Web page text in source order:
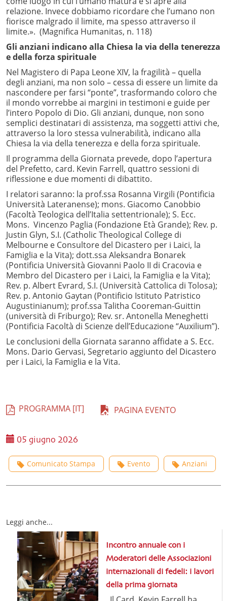
relazione. Invece dobbiamo ricordare che l’umano non
fiorisce malgrado il limite, ma spesso attraverso il
limite.». (Magnifica Humanitas, n. 118)
Gli anziani indicano alla Chiesa la via della tenerezza
e della forza spirituale
Nel Magistero di Papa Leone XIV, la fragilità – quella
degli anziani, ma non solo – cessa di essere un limite da
nascondere per farsi “ponte”, trasformando coloro che
il mondo vorrebbe ai margini in testimoni e guide per
l’intero Popolo di Dio. Gli anziani, dunque, non sono
semplici destinatari di assistenza, ma soggetti attivi che,
attraverso la loro stessa vulnerabilità, indicano alla
Chiesa la via della tenerezza e della forza spirituale.
Il programma della Giornata prevede, dopo l’apertura
del Prefetto, card. Kevin Farrell, quattro sessioni di
riflessione e due momenti di dibattito.
I relatori saranno: la prof.ssa Rosanna Virgili (Pontificia
Università Lateranense); mons. Giacomo Canobbio
(Facoltà Teologica dell’Italia settentrionale); S. Ecc.
Mons. Vincenzo Paglia (Fondazione Età Grande); Rev. p.
Justin Glyn, S.I. (Catholic Theological College di
Melbourne e Consultore del Dicastero per i Laici, la
Famiglia e la Vita); dott.ssa Aleksandra Bonarek
(Pontificia Università Giovanni Paolo II di Cracovia e
Membro del Dicastero per i Laici, la Famiglia e la Vita);
Rev. p. Albert Evrard, S.I. (Università Cattolica di Tolosa);
Rev. p. Antonio Gaytan (Pontificio Istituto Patristico
Augustinianum); prof.ssa Talitha Cooreman-Guittin
(università di Friburgo); Rev. sr. Antonella Meneghetti
(Pontificia Facoltà di Scienze dell’Educazione “Auxilium”).
Le conclusioni della Giornata saranno affidate a S. Ecc.
Mons. Dario Gervasi, Segretario aggiunto del Dicastero
per i Laici, la Famiglia e la Vita.
PROGRAMMA [IT] PAGINA EVENTO
05 giugno 2026
Comunicato Stampa Evento Anziani
Leggi anche...
Incontro annuale con i
Moderatori delle Associazioni
internazionali di fedeli: i lavori
della prima giornata